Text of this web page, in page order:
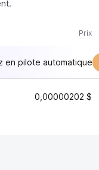
Prix
en pilote automatique
0,00000202 $